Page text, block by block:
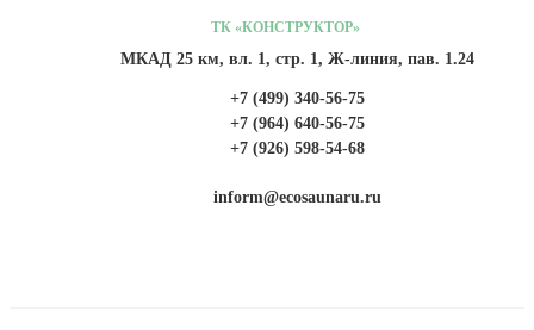
ТК «КОНСТРУКТОР»
МКАД 25 км, вл. 1, стр. 1, Ж-линия, пав. 1.24
+7 (499) 340-56-75
+7 (964) 640-56-75
+7 (926) 598-54-68
inform@ecosaunaru.ru